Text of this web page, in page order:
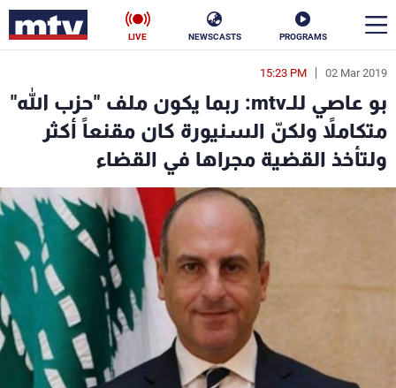
PROGRAMS
NEWSCASTS
LIVE
02 Mar 2019
15:23 PM
بو عاصي للـmtv: ربما يكون ملف "حزب الله"
متكاملاً ولكنّ السنيورة كان مقنعاً أكثر
ولتأخذ القضية مجراها في القضاء
en
الأخبار
سياسة ناس
فن
رياضة
كأس العالم